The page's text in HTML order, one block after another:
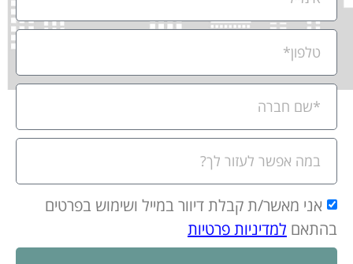
אני מאשר/ת קבלת דיוור במייל ושימוש בפרטים
בהתאם למדיניות פרטיות